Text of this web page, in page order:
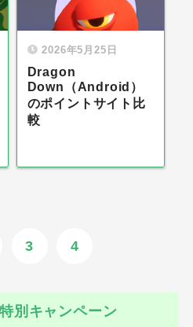
2026年5月25日
Dragon
Down（Android）
のポイントサイト比
較
3 4
別キャンペーン